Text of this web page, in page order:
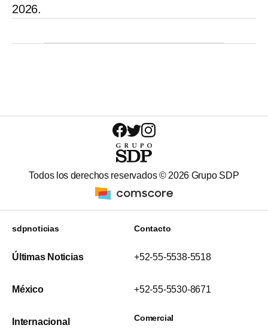
2026.
Todos los derechos reservados © 2026 Grupo SDP
sdpnoticias
Últimas Noticias
México
Internacional
Contacto
+52-55-5538-5518
+52-55-5530-8671
Comercial